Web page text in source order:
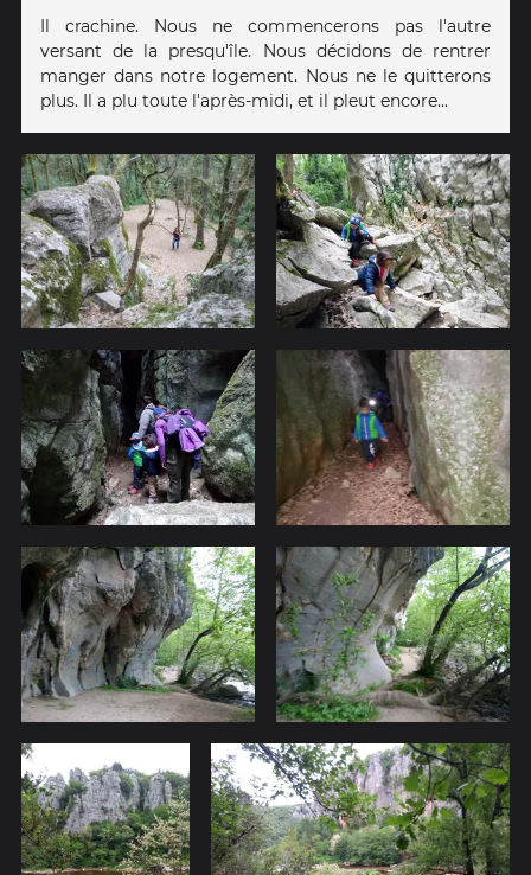
Il crachine. Nous ne commencerons pas l'autre
versant de la presqu'île. Nous décidons de rentrer
manger dans notre logement. Nous ne le quitterons
plus. Il a plu toute l'après-midi, et il pleut encore...